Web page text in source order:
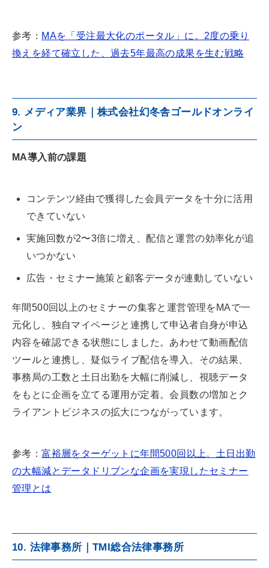
参考： MAを「受注最大化のポータル」に。2度の乗り
換えを経て確立した、過去5年最高の成果を生む戦略
9. メディア業界｜株式会社幻冬舎ゴールドオンライ
ン
MA導入前の課題
コンテンツ経由で獲得した会員データを十分に活用
できていない
実施回数が2〜3倍に増え、配信と運営の効率化が追
いつかない
広告・セミナー施策と顧客データが連動していない
年間500回以上のセミナーの集客と運営管理をMAで一
元化し、独自マイページと連携して申込者自身が申込
内容を確認できる状態にしました。あわせて動画配信
ツールと連携し、疑似ライブ配信を導入。その結果、
事務局の工数と土日出勤を大幅に削減し、視聴データ
をもとに企画を立てる運用が定着。会員数の増加とク
ライアントビジネスの拡大につながっています。
参考：富裕層をターゲットに年間500回以上。土日出勤
の大幅減とデータドリブンな企画を実現したセミナー
管理とは
10. 法律事務所｜TMI総合法律事務所